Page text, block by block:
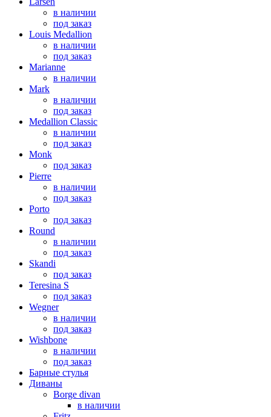
в наличии
под заказ
Louis Medallion
в наличии
под заказ
Marianne
в наличии
Mark
в наличии
под заказ
Medallion Classic
в наличии
под заказ
Monk
под заказ
Pierre
в наличии
под заказ
Porto
под заказ
Round
в наличии
под заказ
Skandi
под заказ
Teresina S
под заказ
Wegner
в наличии
под заказ
Wishbone
в наличии
под заказ
Барные стулья
Диваны
Borge divan
в наличии